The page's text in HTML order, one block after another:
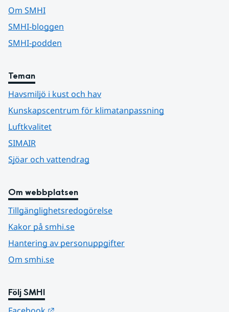
Om SMHI
SMHI-bloggen
SMHI-podden
Teman
Havsmiljö i kust och hav
Kunskapscentrum för klimatanpassning
Luftkvalitet
SIMAIR
Sjöar och vattendrag
Om webbplatsen
Tillgänglighetsredogörelse
Kakor på smhi.se
Hantering av personuppgifter
Om smhi.se
Följ SMHI